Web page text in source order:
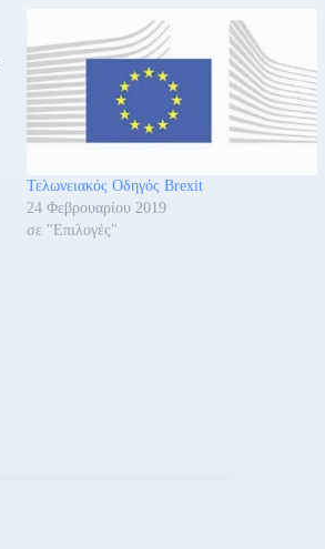
Τελωνειακός Οδηγός Brexit
24 Φεβρουαρίου 2019
σε "Επιλογές"